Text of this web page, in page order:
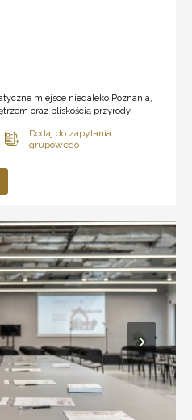
miejsce niedaleko Poznania,
oraz bliskością przyrody.